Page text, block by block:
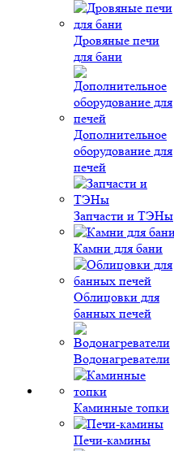
Дровяные печи
для бани
Дополнительное
оборудование для
печей
Запчасти и ТЭНы
Камни для бани
Облицовки для
банных печей
Водонагреватели
Каминные топки
Печи-камины